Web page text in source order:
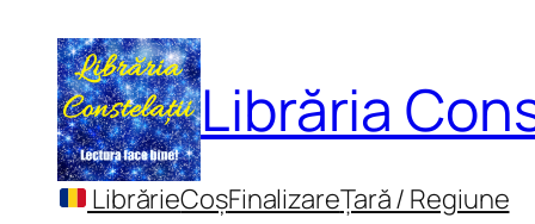
conținut
Librăria
LibrărieCoșFinalizareȚară / Regiune